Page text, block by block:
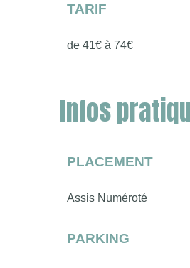
TARIF
de 41€ à 74€
Infos
PLACEMENT
Assis Numéroté
PARKING